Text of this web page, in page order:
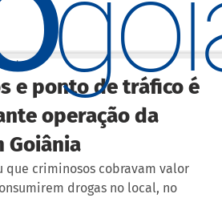
e ponto de tráfico é
operação da
Goiânia
que criminosos cobravam valor
drogas no local, no